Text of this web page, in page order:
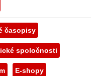
časopisy
spoločnosti
E-shopy